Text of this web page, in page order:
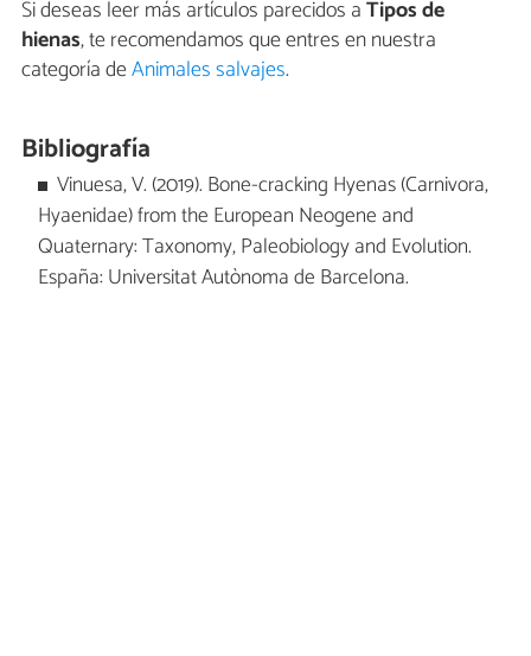
Si deseas leer más artículos parecidos aTipos de
hienas, te recomendamos que entres en nuestra
categoría deAnimales salvajes.
Bibliografía
Vinuesa, V. (2019). Bone-cracking Hyenas (Carnivora,
Hyaenidae) from the European Neogene and
Quaternary: Taxonomy, Paleobiology and Evolution.
España: Universitat Autònoma de Barcelona.